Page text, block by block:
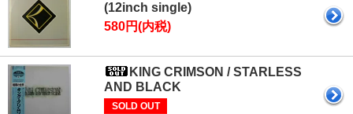
(12inch single)
580円(内税)
KING CRIMSON / STARLESS
AND BLACK
SOLD OUT